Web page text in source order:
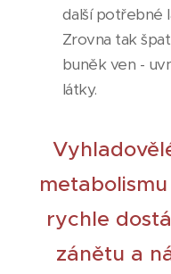
další potřebné
Zrovna tak
buněk ven -
látky.
rychle
zánětu a